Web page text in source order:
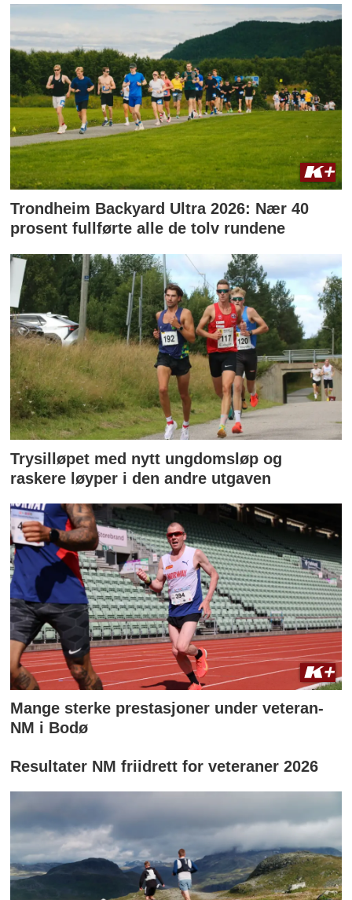
Trondheim Backyard Ultra 2026: Nær 40
prosent fullførte alle de tolv rundene
Trysilløpet med nytt ungdomsløp og
raskere løyper i den andre utgaven
Mange sterke prestasjoner under veteran-
NM i Bodø
Resultater NM friidrett for veteraner 2026